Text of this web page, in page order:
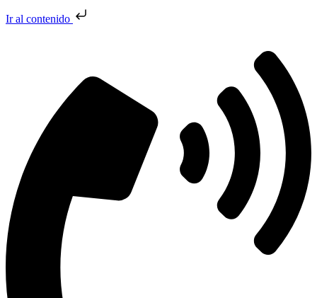
Ir al contenido